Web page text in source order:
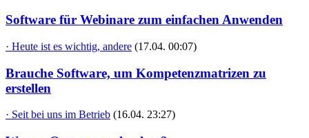
Software für Webinare zum einfachen Anwenden
· Heute ist es wichtig, andere (17.04. 00:07)
Brauche Software, um Kompetenzmatrizen zu
erstellen
· Seit bei uns im Betrieb (16.04. 23:27)